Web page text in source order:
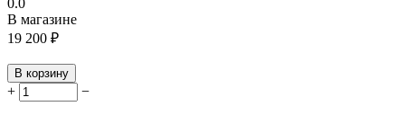
0.0
В магазине
19 200 ₽
В корзину
+ −